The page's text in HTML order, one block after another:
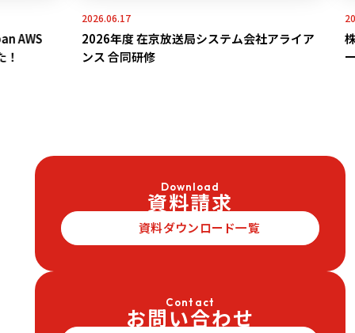
2026.06.17
2026年度 在京放送局システム会社アライア
ンス 合同研修
株式
ー」
Download
資料請求
資料ダウンロード一覧
Contact
お問い合わせ